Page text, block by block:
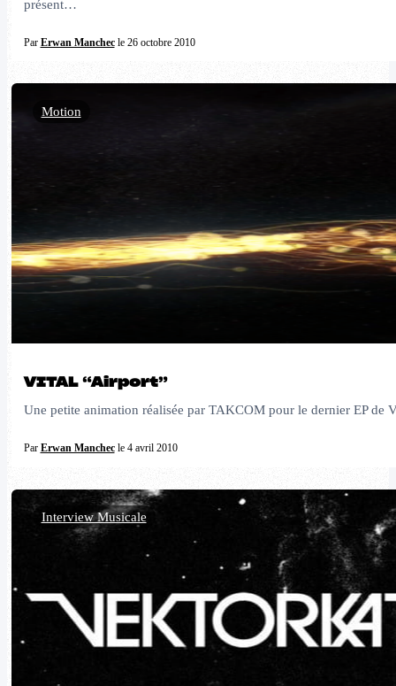
présent…
Par Erwan Manchecle 26 octobre 2010
VITAL “Airport”
Une petite animation réalisée par TAKCOM pour le dernier EP
Par Erwan Manchecle 4 avril 2010
Motion
Interview Musicale